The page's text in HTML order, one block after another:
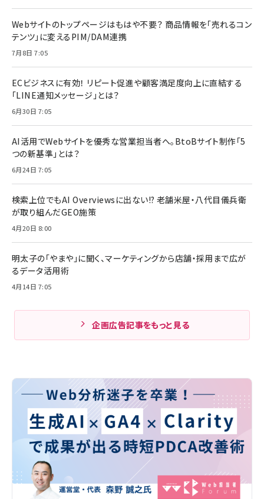
Webサイトのトップページはもはや不要？ 商品情報を「売れるコン
テンツ」に変えるPIM/DAM連携
7月8日 7:05
ECビジネスに有効！ リピート促進や顧客満足度向上に直結する
「LINE通知メッセージ」とは？
6月30日 7:05
AI活用でWebサイトを優秀な営業担当者へ。BtoBサイト制作「5
つの新基準」とは？
6月24日 7:05
検索上位でもAI Overviewsに出ない!? 老舗米屋・八代目儀兵衛
が取り組んだGEO施策
4月20日 8:00
明太子の「やまや」に聞く、マーケティングから店舗・採用まで広が
るデータ活用術
4月14日 7:05
企画広告記事をもっと見る